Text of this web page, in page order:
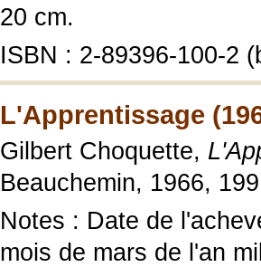
20 cm.
ISBN : 2-89396-100-2
L'Apprentissage
Gilbert Choquette,
Beauchemin, 1966,
Notes : Date de
mois de mars de l'an